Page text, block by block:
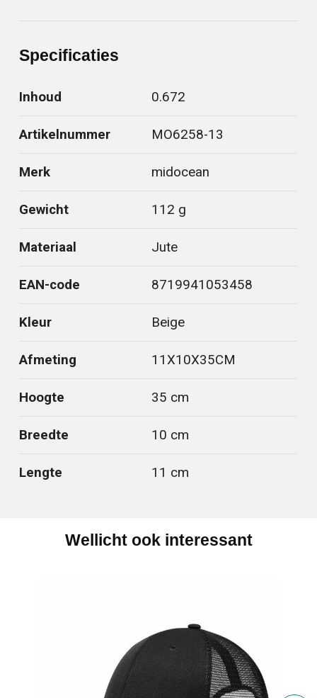
Specificaties
Inhoud 0.672
Artikelnummer MO6258-13
Merk midocean
Gewicht 112 g
Materiaal Jute
EAN-code 8719941053458
Kleur Beige
Afmeting 11X10X35CM
Hoogte 35 cm
Breedte 10 cm
Lengte 11 cm
Wellicht ook interessant